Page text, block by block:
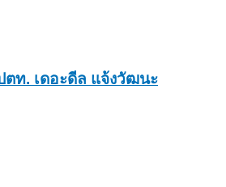
ตท. เดอะดีล แจ้งวัฒนะ